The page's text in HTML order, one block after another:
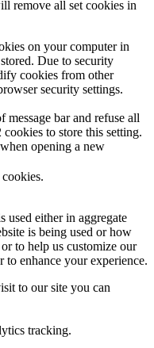
remove all set cookies in
on your computer in
Due to security
cookies from other
security settings.
bar and refuse all
to store this setting.
opening a new
used either in aggregate
is being used or how
to help us customize our
enhance your experience.
to our site you can
tracking.